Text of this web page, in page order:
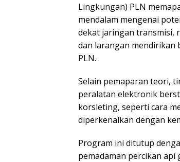
Lingkungan) PLN
mendalam mengenai
dekat jaringan transmisi,
dan larangan mendirikan
PLN.
Selain pemaparan teori,
peralatan elektronik
korsleting, seperti cara
diperkenalkan dengan
Program ini ditutup
pemadaman percikan